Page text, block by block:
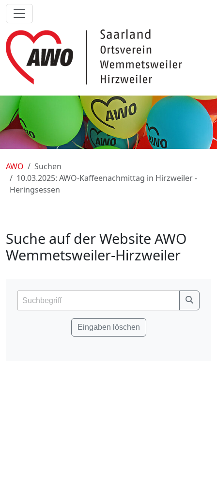
AWO
Suchen
10.03.2025: AWO-Kaffeenachmittag in Hirzweiler -
Heringsessen
Suche auf der Website AWO
Wemmetsweiler-Hirzweiler
Eingaben löschen